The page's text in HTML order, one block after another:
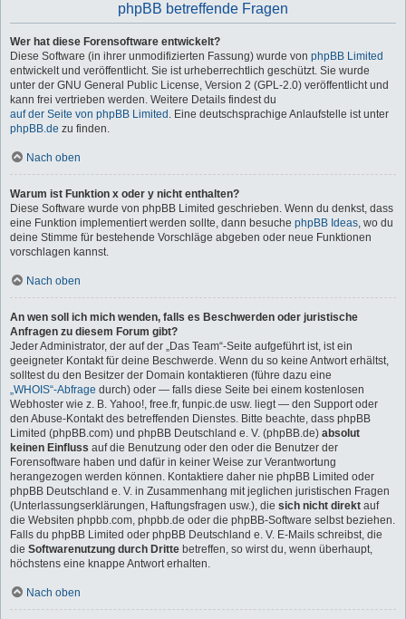
phpBB betreffende Fragen
Wer hat diese Forensoftware entwickelt?
Diese Software (in ihrer unmodifizierten Fassung) wurde von phpBB Limited
entwickelt und veröffentlicht. Sie ist urheberrechtlich geschützt. Sie wurde
unter der GNU General Public License, Version 2 (GPL-2.0) veröffentlicht und
kann frei vertrieben werden. Weitere Details findest du
auf der Seite von phpBB Limited . Eine deutschsprachige Anlaufstelle ist unter
phpBB.de zu finden.
Nach oben
Warum ist Funktion x oder y nicht enthalten?
Diese Software wurde von phpBB Limited geschrieben. Wenn du denkst, dass
eine Funktion implementiert werden sollte, dann besuche phpBB Ideas, wo du
deine Stimme für bestehende Vorschläge abgeben oder neue Funktionen
vorschlagen kannst.
Nach oben
An wen soll ich mich wenden, falls es Beschwerden oder juristische
Anfragen zu diesem Forum gibt?
Jeder Administrator, der auf der „Das Team“-Seite aufgeführt ist, ist ein
geeigneter Kontakt für deine Beschwerde. Wenn du so keine Antwort erhältst,
solltest du den Besitzer der Domain kontaktieren (führe dazu eine
„WHOIS“-Abfrage durch) oder — falls diese Seite bei einem kostenlosen
Webhoster wie z. B. Yahoo!, free.fr, funpic.de usw. liegt — den Support oder
den Abuse-Kontakt des betreffenden Dienstes. Bitte beachte, dass phpBB
Limited (phpBB.com) und phpBB Deutschland e. V. (phpBB.de) absolut
keinen Einfluss auf die Benutzung oder den oder die Benutzer der
Forensoftware haben und dafür in keiner Weise zur Verantwortung
herangezogen werden können. Kontaktiere daher nie phpBB Limited oder
phpBB Deutschland e. V. in Zusammenhang mit jeglichen juristischen Fragen
(Unterlassungserklärungen, Haftungsfragen usw.), die sich nicht direkt auf
die Websiten phpbb.com, phpbb.de oder die phpBB-Software selbst beziehen.
Falls du phpBB Limited oder phpBB Deutschland e. V. E-Mails schreibst, die
die Softwarenutzung durch Dritte betreffen, so wirst du, wenn überhaupt,
höchstens eine knappe Antwort erhalten.
Nach oben